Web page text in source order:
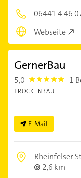
06441 4 46
Webseite
GernerBau
5,0 5.0 1
TROCKENBAU
E-Mail
Rheinfelser
2,6 km